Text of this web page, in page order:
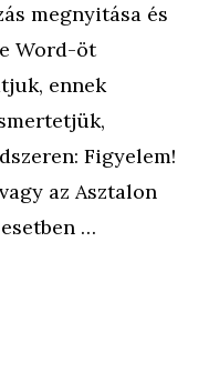
megnyitása és
Word-öt
ennek
Figyelem!
az Asztalon
…